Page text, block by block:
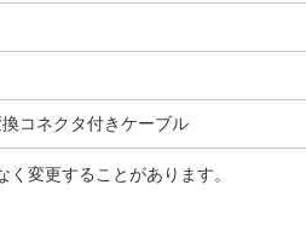
コネクタ付きケーブル
変更することがあります。